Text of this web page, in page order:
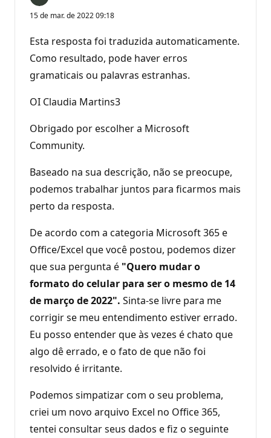
15 de mar. de 2022 09:18
Esta resposta foi traduzida automaticamente.
Como resultado, pode haver erros
gramaticais ou palavras estranhas.
OI Claudia Martins3
Obrigado por escolher a Microsoft
Community.
Baseado na sua descrição, não se preocupe,
podemos trabalhar juntos para ficarmos mais
perto da resposta.
De acordo com a categoria Microsoft 365 e
Office/Excel que você postou, podemos dizer
que sua pergunta é "Quero mudar o
formato do celular para ser o mesmo de 14
de março de 2022". Sinta-se livre para me
corrigir se meu entendimento estiver errado.
Eu posso entender que às vezes é chato que
algo dê errado, e o fato de que não foi
resolvido é irritante.
Podemos simpatizar com o seu problema,
criei um novo arquivo Excel no Office 365,
tentei consultar seus dados e fiz o seguinte